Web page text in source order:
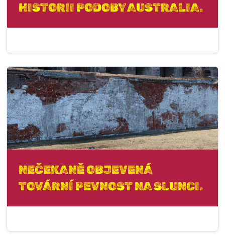
HISTORII PODOBY AUSTRALIA.
NEČEKANĚ OBJEVENÁ
TOVÁRNÍ PEVNOST NA SLUNCI.